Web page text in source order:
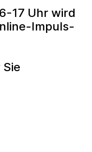
17 Uhr wird
Impuls-